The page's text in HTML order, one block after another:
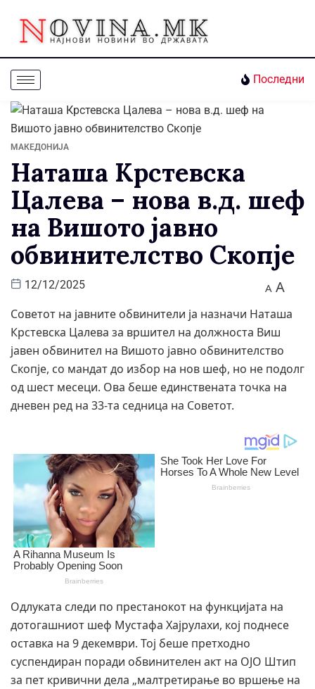
Последни
МАКЕДОНИЈА
Наташа Крстевска
Цалева – нова в.д. шеф
на Вишото јавно
обвинителство Скопје
12/12/2025 A A
Советот на јавните обвинители ја назначи Наташа
Крстевска Цалева за вршител на должноста Виш
јавен обвинител на Вишото јавно обвинителство
Скопје, со мандат до избор на нов шеф, но не подолг
од шест месеци. Ова беше единствената точка на
дневен ред на 33-та седница на Советот.
Одлуката следи по престанокот на функцијата на
дотогашниот шеф Мустафа Хајрулахи, кој поднесе
оставка на 9 декември. Тој беше претходно
суспендиран поради обвинителен акт на ОЈО Штип
за пет кривични дела „малтретирање во вршење на